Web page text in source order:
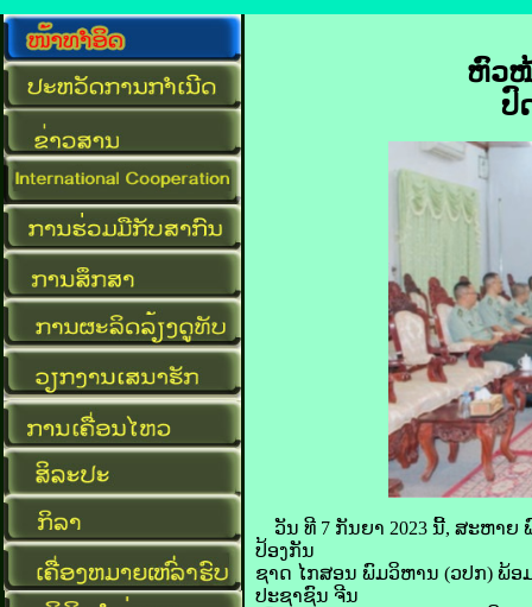
ຫົວໜ້
ປົ
ວັນ ທີ 7 ກັນຍາ 2023 ນີ້, ສະຫາ
ປ້ອງກັນ
ຊາດ ໄກສອນ ພົມວິຫານ (ວປກ) ພ້
ປະຊາຊົນ ຈີນ